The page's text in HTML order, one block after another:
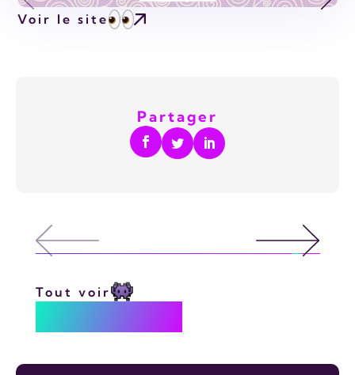
Voir le site
Partager
REFONTE
Tout voir
Nous écrire